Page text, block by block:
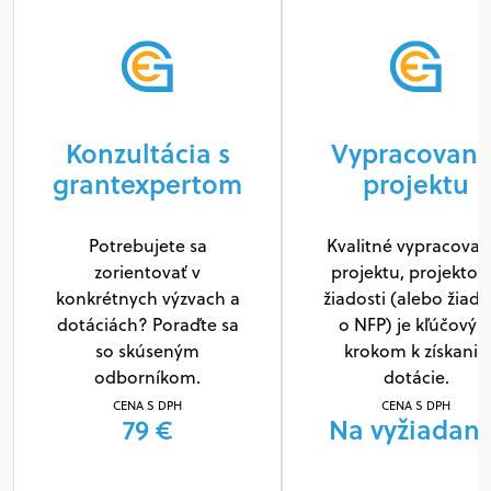
Konzultácia s
grantexpertom
Potrebujete sa
zorientovať v
konkrétnych výzvach a
dotáciách? Poraďte sa
so skúseným
odborníkom.
CENA S DPH
79 €
projektu
Kvalitné
projektu,
žiadosti (alebo
o NFP) je
krokom k získaniu
dotácie.
CENA S DPH
Na